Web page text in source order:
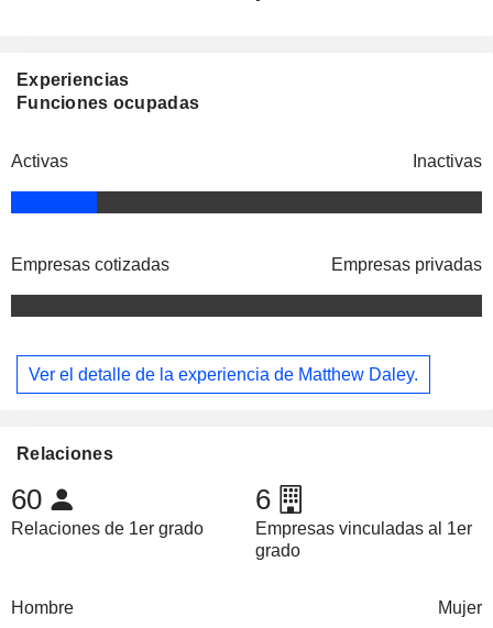
Experiencias
Funciones ocupadas
Activas Inactivas
Empresas cotizadas Empresas privadas
Ver el detalle de la experiencia de Matthew Daley.
Relaciones
60
Relaciones de 1er grado
6
Empresas vinculadas al 1er
grado
Hombre Mujer